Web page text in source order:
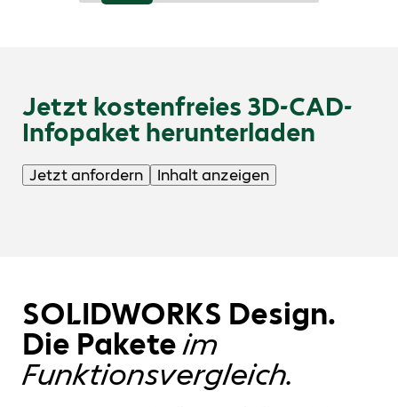
Jetzt kostenfreies 3D-CAD-
Infopaket herunterladen
Jetzt anfordern Inhalt anzeigen
SOLIDWORKS Design.
Die Paketeim
Funktionsvergleich.